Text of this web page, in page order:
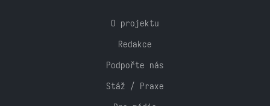
O projektu
Redakce
Podpořte nás
Stáž / Praxe